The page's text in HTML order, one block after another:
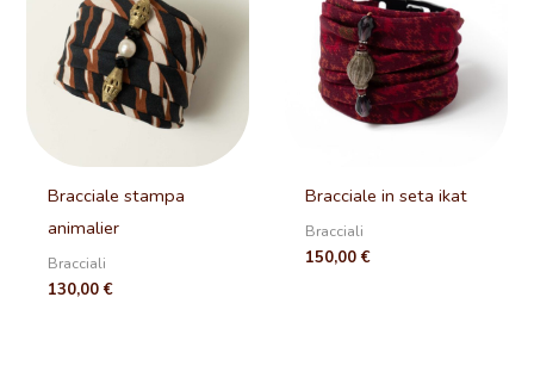
Bracciale stampa
animalier
Bracciali
130,00 €
Bracciale in seta ikat
Bracciali
150,00€